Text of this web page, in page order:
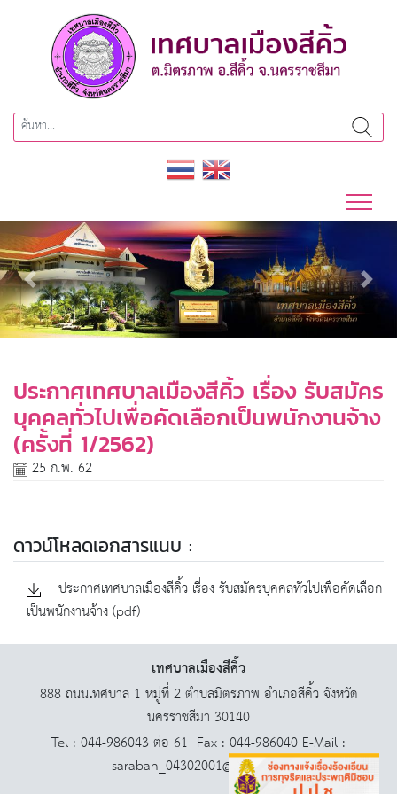
Previous Next
ประกาศเทศบาลเมืองสีคิ้ว เรื่อง รับสมัคร
บุคคลทั่วไปเพื่อคัดเลือกเป็นพนักงานจ้าง
(ครั้งที่ 1/2562)
25 ก.พ. 62
ดาวน์โหลดเอกสารแนบ :
ประกาศเทศบาลเมืองสีคิ้ว เรื่อง รับสมัครบุคคลทั่วไปเพื่อคัดเลือก
เป็นพนักงานจ้าง (pdf)
เทศบาลเมืองสีคิ้ว
888 ถนนเทศบาล 1 หมู่ที่ 2 ตำบลมิตรภาพ อำเภอสีคิ้ว จังหวัด
นครราชสีมา 30140
Tel : 044-986043 ต่อ 61 Fax : 044-986040 E-Mail :
saraban_04302001@dla.go.th